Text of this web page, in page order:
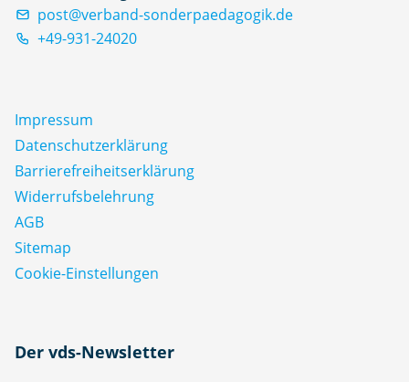
post@verband-sonderpaedagogik.de
+49-931-24020
Impressum
Datenschutz­erklärung
Barrierefreiheitserklärung
Widerrufsbelehrung
AGB
Sitemap
Cookie-Einstellungen
Der vds-Newsletter
N